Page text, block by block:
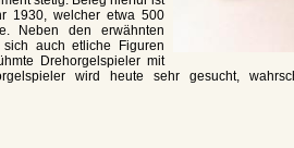
1930, welcher etwa 500
Neben den erwähnten
auch etliche Figuren
Drehorgelspieler mit
wird heute sehr gesucht,